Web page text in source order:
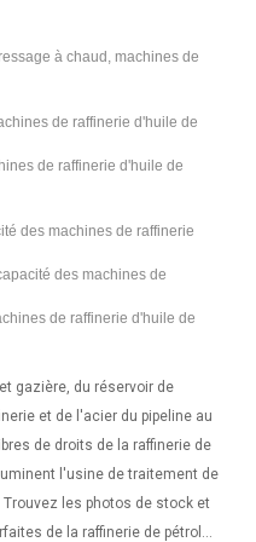
d'une voiture. Aérien
à chaud, machines de
de raffinerie d'huile de
de raffinerie d'huile de
des machines de raffinerie
des machines de
de raffinerie d'huile de
gazière, du réservoir de
et de l'acier du pipeline au
de droits de la raffinerie de
l'usine de traitement de
Trouvez les photos de stock et
de la raffinerie de pétrole